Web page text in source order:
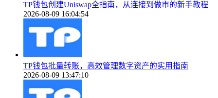
TP钱包创建Uniswap全指南，从连接到做市的新手教程
2026-08-09 16:04:54
TP钱包批量转账，高效管理数字资产的实用指南
2026-08-09 13:47:10